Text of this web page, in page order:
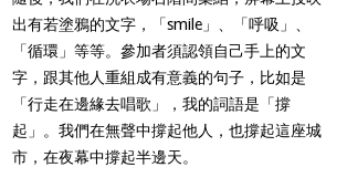
出有若塗鴉的文字，「smile」、「呼吸」、
「循環」等等。參加者須認領自己手上的文
字，跟其他人重組成有意義的句子，比如是
「行走在邊緣去唱歌」，我的詞語是「撐
起」。我們在無聲中撐起他人，也撐起這座城
市，在夜幕中撐起半邊天。